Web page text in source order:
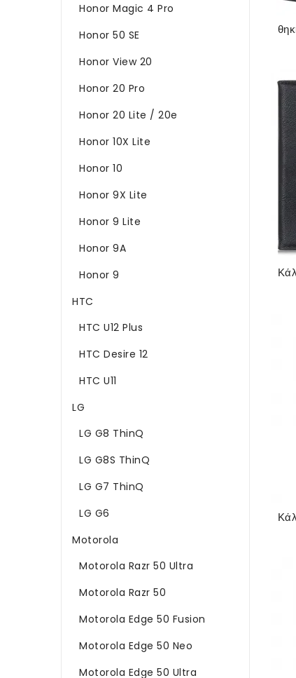
Honor Magic 4 Pro
Honor 50 SE
Honor View 20
Honor 20 Pro
Honor 20 Lite / 20e
Honor 10X Lite
Honor 10
Honor 9X Lite
Honor 9 Lite
Honor 9A
Honor 9
HTC
HTC U12 Plus
HTC Desire 12
HTC U11
LG
LG G8 ThinQ
LG G8S ThinQ
LG G7 ThinQ
LG G6
Motorola
Motorola Razr 50 Ultra
Motorola Razr 50
Motorola Edge 50 Fusion
Motorola Edge 50 Neo
Motorola Edge 50 Ultra